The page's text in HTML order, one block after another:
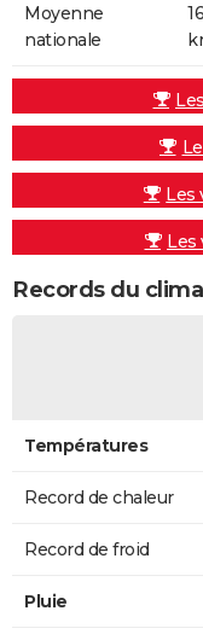
Moyenne
nationale
Les
Les
Records du
Températures
Record de chaleur
Record de froid
Pluie